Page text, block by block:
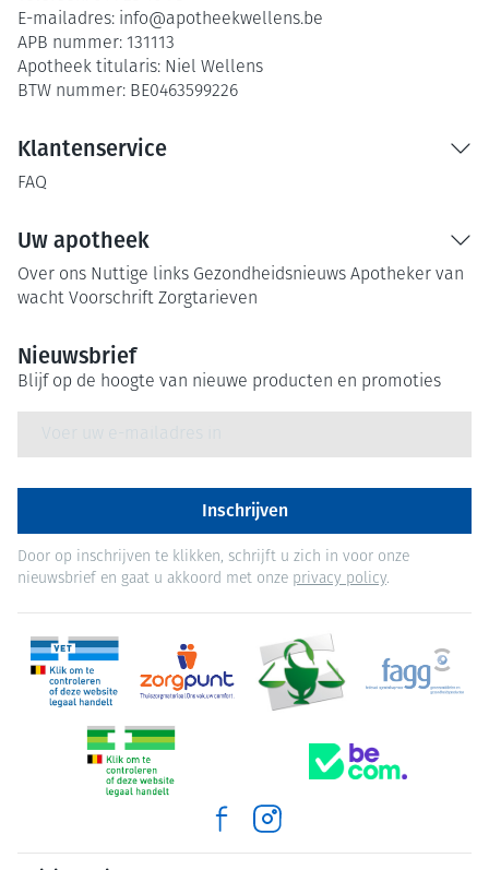
E-mailadres: info@apotheekwellens.be
APB nummer: 131113
Apotheek titularis: Niel Wellens
BTW nummer: BE0463599226
Klantenservice
FAQ
Uw apotheek
Over ons Nuttige links Gezondheidsnieuws Apotheker van
wacht Voorschrift Zorgtarieven
Nieuwsbrief
Blijf op de hoogte van nieuwe producten en promoties
Inschrijven
Door op inschrijven te klikken, schrijft u zich in voor onze
nieuwsbrief en gaat u akkoord met onze privacy policy.